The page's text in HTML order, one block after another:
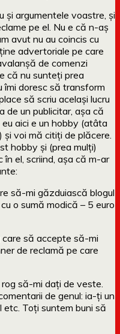
și argumentele voastre, și
pe el. Nu e că n-aș
avut nu au coincis cu
advertoriale pe care
de comenzi
că nu sunteți prea
îmi doresc să transform
să scriu același lucru
de un publicitar, așa că
aici e un hobby (atâta
voi mă citiți de plăcere.
hobby și (prea mulți)
el, scriind, așa că m-ar
să-mi găzduiască blogul
o sumă modică – 5 euro
să accepte să-mi
de reclamă pe care
să-mi dați de veste.
de genul: ia-ți un
etc. Toți suntem buni să